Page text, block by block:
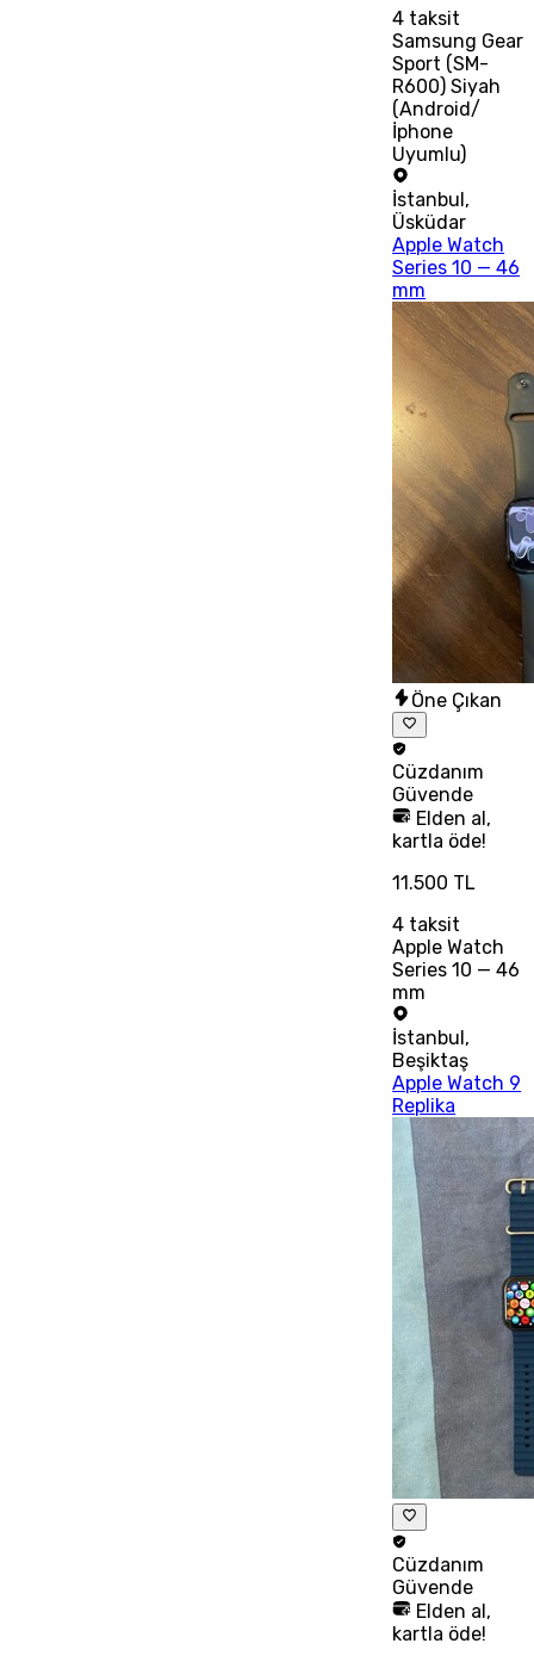
4 taksit
Samsung Gear
Sport (SM-
R600) Siyah
(Android/
İphone
Uyumlu)
İstanbul,
Üsküdar
Apple Watch
Series 10 — 46
mm
Öne Çıkan
Cüzdanım
Güvende
Elden al,
kartla öde!
11.500 TL
4 taksit
Apple Watch
Series 10 — 46
mm
İstanbul ,
Beşiktaş
Apple Watch 9
Replika
Cüzdanım
Güvende
Elden al,
kartla öde!